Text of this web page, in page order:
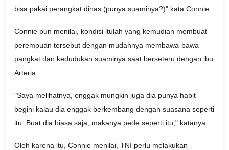
bisa pakai perangkat dinas (punya suaminya?)" kata Connie.
Connie pun menilai, kondisi itulah yang kemudian membuat
perempuan tersebut dengan mudahnya membawa-bawa
pangkat dan kedudukan suaminya saat berseteru dengan ibu
Arteria.
"Saya melihatnya, enggak mungkin juga dia punya habit
begini kalau dia enggak berkembang dengan suasana seperti
itu. Buat dia biasa saja, makanya pede seperti itu," katanya.
Oleh karena itu, Connie menilai, TNI perlu melakukan